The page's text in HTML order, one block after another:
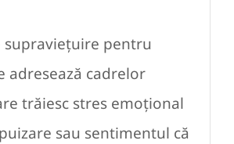
supraviețuire pentru
adresează cadrelor
trăiesc stres emoțional
sau sentimentul că